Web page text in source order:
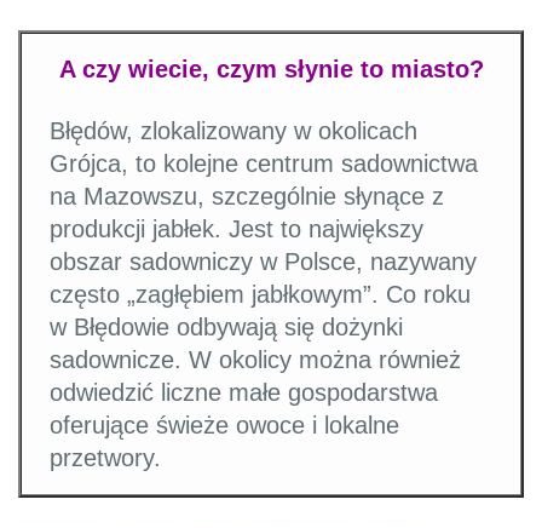
A czy wiecie, czym słynie to miasto?
Błędów, zlokalizowany w okolicach
Grójca, to kolejne centrum sadownictwa
na Mazowszu, szczególnie słynące z
produkcji jabłek. Jest to największy
obszar sadowniczy w Polsce, nazywany
często „zagłębiem jabłkowym”. Co roku
w Błędowie odbywają się dożynki
sadownicze. W okolicy można również
odwiedzić liczne małe gospodarstwa
oferujące świeże owoce i lokalne
przetwory.